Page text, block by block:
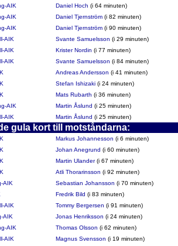
AIK Daniel Hoch (i 64 minuten)
AIK Daniel Tjernström (i 82 minuten)
AIK Daniel Tjernström (i 90 minuten)
AIK Svante Samuelsson (i 29 minuten)
AIK Krister Nordin (i 77 minuten)
AIK Svante Samuelsson (i 84 minuten)
Andreas Andersson (i 41 minuten)
Stefan Ishizaki (i 24 minuten)
Mats Rubarth (i 36 minuten)
AIK Martin Åslund (i 25 minuten)
AIK Martin Åslund (i 25 minuten)
gula kort till motståndarna:
Markus Johannesson (i 6 minuten)
Johan Anegrund (i 60 minuten)
Martin Ulander(i 67 minuten)
Atli Thorarinsson (i 92 minuten)
AIK Sebastian Johansson (i 70 minuten)
Fredrik Bild (i 83 minuten)
AIK Tommy Bergersen (i 91 minuten)
AIK Jonas Henriksson (i 24 minuten)
AIK Thomas Olsson (i 62 minuten)
AIK Magnus Svensson (i 19 minuten)